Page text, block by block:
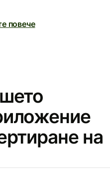
повече
на